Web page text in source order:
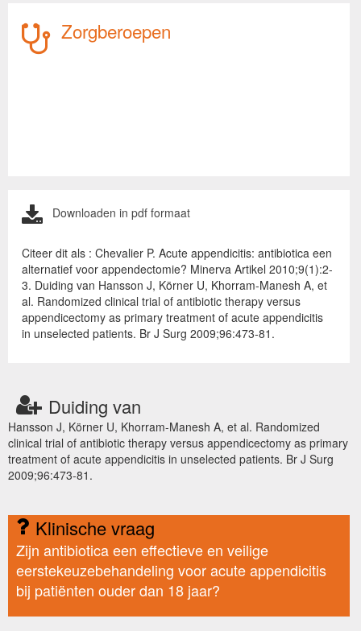
Zorgberoepen
Downloaden in pdf formaat
Citeer dit als : Chevalier P. Acute appendicitis: antibiotica een
alternatief voor appendectomie? Minerva Artikel 2010;9(1):2-
3. Duiding van Hansson J, Körner U, Khorram-Manesh A, et
al. Randomized clinical trial of antibiotic therapy versus
appendicectomy as primary treatment of acute appendicitis
in unselected patients. Br J Surg 2009;96:473-81.
Duiding van
Hansson J, Körner U, Khorram-Manesh A, et al. Randomized
clinical trial of antibiotic therapy versus appendicectomy as primary
treatment of acute appendicitis in unselected patients. Br J Surg
2009;96:473-81.
Klinische vraag
Zijn antibiotica een effectieve en veilige
eerstekeuzebehandeling voor acute appendicitis
bij patiënten ouder dan 18 jaar?